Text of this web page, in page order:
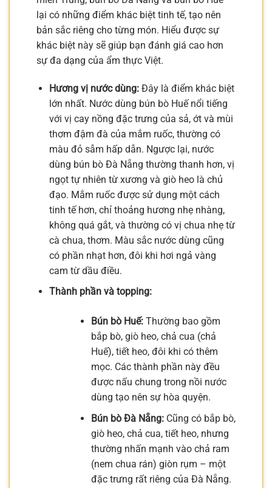
lại có những điểm khác biệt tinh tế, tạo nên
bản sắc riêng cho từng món. Hiểu được sự
khác biệt này sẽ giúp bạn đánh giá cao hơn
sự đa dạng của ẩm thực Việt.
Hương vị nước dùng:Đây là điểm khác biệt
lớn nhất. Nước dùng bún bò Huế nổi tiếng
với vị cay nồng đặc trưng của sả, ớt và mùi
thơm đậm đà của mắm ruốc, thường có
màu đỏ sẫm hấp dẫn. Ngược lại, nước
dùng bún bò Đà Nẵng thường thanh hơn, vị
ngọt tự nhiên từ xương và giò heo là chủ
đạo. Mắm ruốc được sử dụng một cách
tinh tế hơn, chỉ thoảng hương nhẹ nhàng,
không quá gắt, và thường có vị chua nhẹ từ
cà chua, thơm. Màu sắc nước dùng cũng
có phần nhạt hơn, đôi khi hơi ngả vàng
cam từ dầu điều.
Thành phần và topping:
Bún bò Huế:Thường bao gồm
bắp bò, giò heo, chả cua (chả
Huế), tiết heo, đôi khi có thêm
mọc. Các thành phần này đều
được nấu chung trong nồi nước
dùng tạo nên sự hòa quyện.
Bún bò Đà Nẵng:Cũng có bắp bò,
giò heo, chả cua, tiết heo, nhưng
thường nhấn mạnh vào chả ram
(nem chua rán) giòn rụm – một
đặc trưng rất riêng của Đà Nẵng.